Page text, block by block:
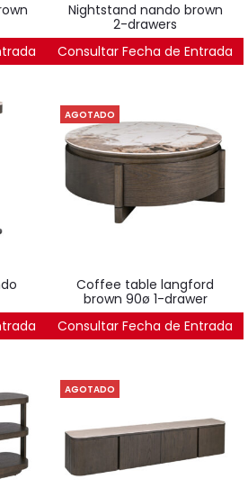
nightstand nando brown
2-drawers
823€
Consultar Fecha de Entrada
AGOTADO
coffee table langford
brown 90ø 1-drawer
1.261€
Consultar Fecha de Entrada
AGOTADO